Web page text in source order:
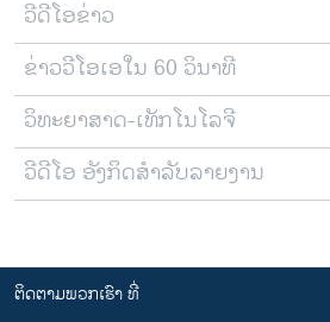
ວີດີໂອຂ່າວ
ຂ່າວວີໂອເອໃນ 60 ວິນາທີ
ວິທະຍາສາດ-ເທັກໂນໂລຈີ
ວີດີໂອ ອັງກິດສຳລັບລາຍງານ
ຕິດຕາມພວກເຮົາ ທີ່